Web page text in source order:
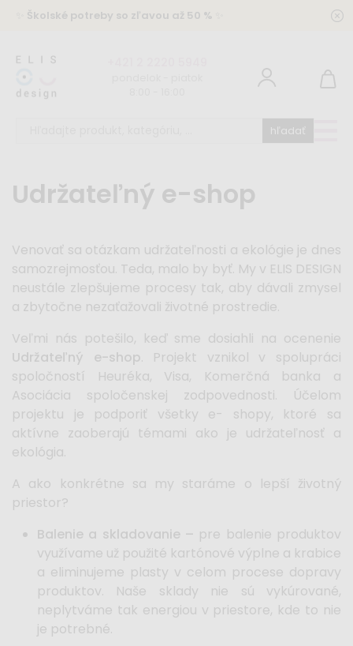
Školské potreby so zľavou až 50 %
hľadať
Udržateľný e-shop
Venovať sa otázkam udržateľnosti a ekológie je dnes
samozrejmosťou. Teda, malo by byť. My v ELIS DESIGN
neustále zlepšujeme procesy tak, aby dávali zmysel
a zbytočne nezaťažovali životné prostredie.
Veľmi nás potešilo, keď sme dosiahli na ocenenie
Udržateľný e-shop . Projekt vznikol v spolupráci
spoločností Heuréka, Visa, Komerčná banka a
Asociácia spoločenskej zodpovednosti. Účelom
projektu je podporiť všetky e- shopy, ktoré sa
aktívne zaoberajú témami ako je udržateľnosť a
ekológia.
A ako konkrétne sa my staráme o lepší životný
priestor?
Balenie a skladovanie – pre balenie produktov
využívame už použité kartónové výplne a krabice
a eliminujeme plasty v celom procese dopravy
produktov. Naše sklady nie sú vykúrované,
neplytváme tak energiou v priestore, kde to nie
je potrebné.